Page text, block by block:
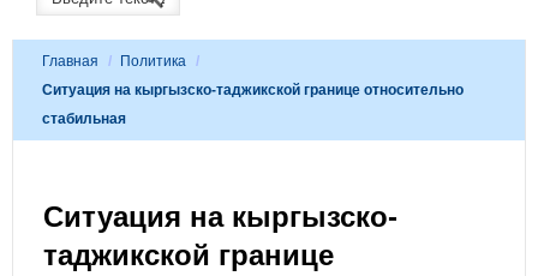
Главная / Политика /
Ситуация на кыргызско-таджикской границе относительно
стабильная
Ситуация на кыргызско-
таджикской границе